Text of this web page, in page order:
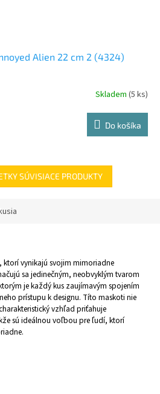
Alien 22 cm 2 (4324)
Skladem (5 ks)
Do košíka
SÚVISIACE PRODUKTY
ktorí vynikajú svojim mimoriadne
sa jedinečným, neobvyklým tvarom
je každý kus zaujímavým spojením
prístupu k designu. Títo maskoti nie
vzhľad priťahuje
sú ideálnou voľbou pre ľudí, ktorí